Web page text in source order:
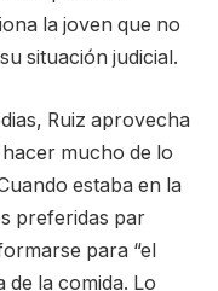
la joven que no
situación judicial.
Ruiz aprovecha
mucho de lo
estaba en la
preferidas par
para “el
de la comida. Lo